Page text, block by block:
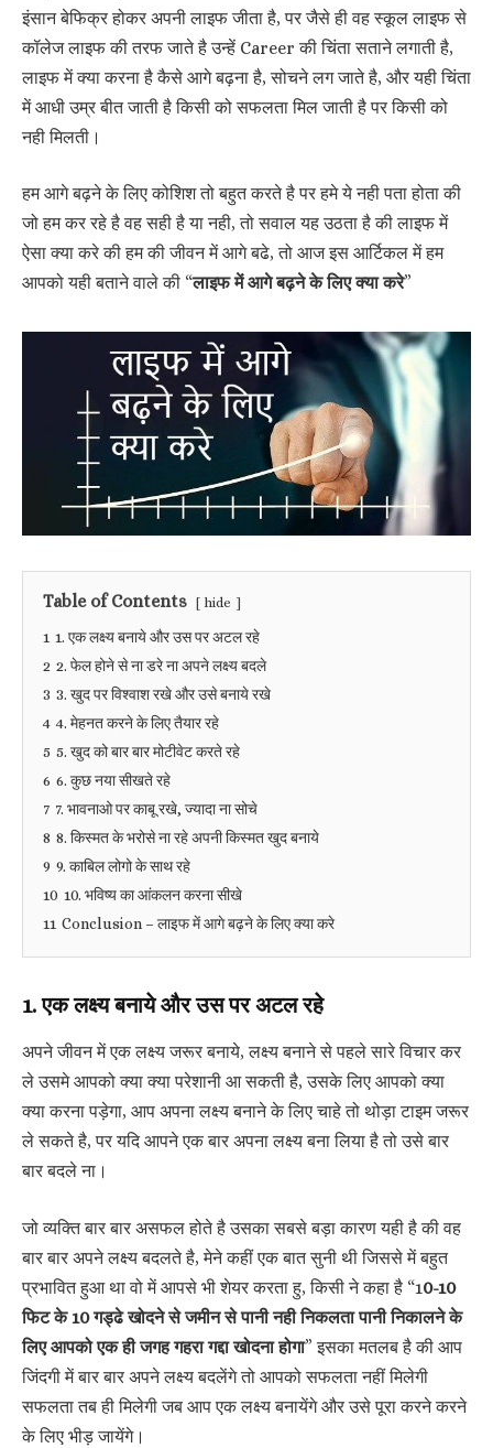
इंसान बेफिक्र होकर अपनी लाइफ जीता है, पर जैसे ही वह स्कूल लाइफ से
कॉलेज लाइफ की तरफ जाते है उन्हें Career की चिंता सताने लगाती है,
लाइफ में क्या करना है कैसे आगे बढ़ना है, सोचने लग जाते है, और यही चिंता
में आधी उम्र बीत जाती है किसी को सफलता मिल जाती है पर किसी को
नही मिलती।
हम आगे बढ़ने के लिए कोशिश तो बहुत करते है पर हमे ये नही पता होता की
जो हम कर रहे है वह सही है या नही, तो सवाल यह उठता है की लाइफ में
ऐसा क्या करे की हम की जीवन में आगे बढे, तो आज इस आर्टिकल में हम
आपको यही बताने वाले की “लाइफ में आगे बढ़ने के लिए क्या करे”
Table of Contents hide
1 1. एक लक्ष्य बनाये और उस पर अटल रहे
2 2. फेल होने से ना डरे ना अपने लक्ष्य बदले
3 3. खुद पर विश्वाश रखे और उसे बनाये रखे
4 4. मेहनत करने के लिए तैयार रहे
5 5. खुद को बार बार मोटीवेट करते रहे
6 6. कुछ नया सीखते रहे
7 7. भावनाओ पर काबू रखे, ज्यादा ना सोचे
8 8. किस्मत के भरोसे ना रहे अपनी किस्मत खुद बनाये
9 9. काबिल लोगो के साथ रहे
10 10. भविष्य का आंकलन करना सीखे
11 Conclusion – लाइफ में आगे बढ़ने के लिए क्या करे
1. एक लक्ष्य बनाये और उस पर अटल रहे
अपने जीवन में एक लक्ष्य जरूर बनाये, लक्ष्य बनाने से पहले सारे विचार कर
ले उसमे आपको क्या क्या परेशानी आ सकती है, उसके लिए आपको क्या
क्या करना पड़ेगा, आप अपना लक्ष्य बनाने के लिए चाहे तो थोड़ा टाइम जरूर
ले सकते है, पर यदि आपने एक बार अपना लक्ष्य बना लिया है तो उसे बार
बार बदले ना।
जो व्यक्ति बार बार असफल होते है उसका सबसे बड़ा कारण यही है की वह
बार बार अपने लक्ष्य बदलते है, मेने कहीं एक बात सुनी थी जिससे में बहुत
प्रभावित हुआ था वो में आपसे भी शेयर करता हु, किसी ने कहा है “10-10
फिट के 10 गड्ढे खोदने से जमीन से पानी नही निकलता पानी निकालने के
लिए आपको एक ही जगह गहरा गद्दा खोदना होगा” इसका मतलब है की आप
जिंदगी में बार बार अपने लक्ष्य बदलेंगे तो आपको सफलता नहीं मिलेगी
सफलता तब ही मिलेगी जब आप एक लक्ष्य बनायेंगे और उसे पूरा करने करने
के लिए भीड़ जायेंगे।